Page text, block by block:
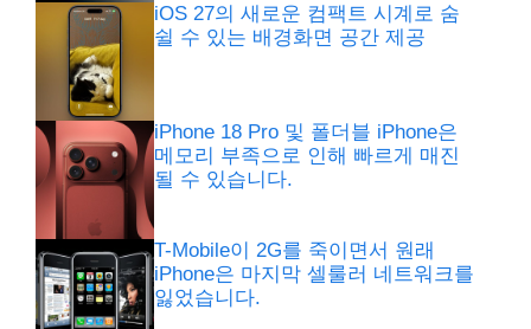
iOS 27의 새로운 컴팩트 시계로 숨
쉴 수 있는 배경화면 공간 제공
iPhone 18 Pro 및 폴더블 iPhone은
메모리 부족으로 인해 빠르게 매진
될 수 있습니다.
T-Mobile이 2G를 죽이면서 원래
iPhone은 마지막 셀룰러 네트워크를
잃었습니다.